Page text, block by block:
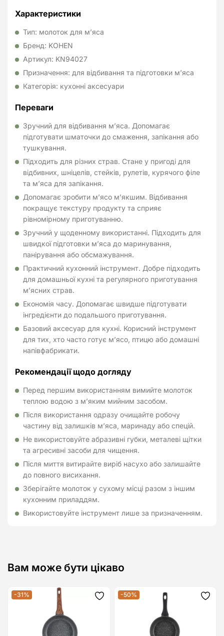
Характеристики
Тип: молоток для м’яса
Бренд: KOHEN
Артикул: KN94027
Призначення: для відбивання та підготовки м’яса
Категорія: кухонні аксесуари
Переваги
Зручний для відбивання м’яса. Допомагає
підготувати шматочки до смаження, запікання або
тушкування.
Підходить для різних страв. Стане у пригоді для
відбивних, шніцелів, стейків, рулетів, курячого філе
та м’яса для запікання.
Допомагає зробити м’ясо м’якшим. Відбивання
покращує текстуру продукту та сприяє
рівномірному приготуванню.
Зручний у щоденному використанні. Підходить для
швидкої підготовки м’яса до маринування,
панірування або обсмажування.
Практичний кухонний інструмент. Добре підходить
для домашньої кухні та регулярного приготування
м’ясних страв.
Економія часу. Допомагає швидше підготувати
інгредієнти до подальшого приготування.
Базовий аксесуар для кухні. Корисний інструмент
для тих, хто часто готує м’ясо, птицю або домашні
напівфабрикати.
Рекомендації щодо догляду
Перед першим використанням вимийте молоток
теплою водою з м’яким мийним засобом.
Після використання одразу очищайте робочу
частину від залишків м’яса, маринаду або спецій.
Не використовуйте абразивні губки, металеві щітки
та агресивні засоби для чищення.
Після миття витирайте виріб насухо або залишайте
до повного висихання.
Зберігайте молоток у сухому місці разом з іншим
кухонним приладдям.
Використовуйте інструмент лише за призначенням.
Вам може бути цікаво
-31% Додати-50%